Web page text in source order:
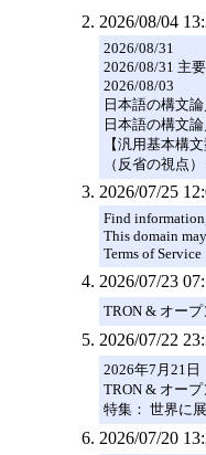
2026/08/04
2026/08/31
2026/08/31 主
2026/08/03
日本語の構文
日本語の構文
【汎用基本構
（反省の視点
2026/07/25
Find
This domain
Terms of
2026/07/23
TRON & オー
2026/07/22
2026年7月21日
TRON & オー
特集： 世界に
2026/07/20